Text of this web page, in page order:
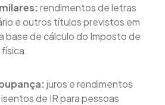
rendimentos de letras
e outros títulos previstos em
base de cálculo do Imposto de
juros e rendimentos
de IR para pessoas